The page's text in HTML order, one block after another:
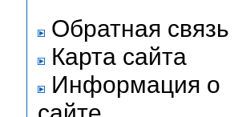
Обратная связь
Карта сайта
Информация о